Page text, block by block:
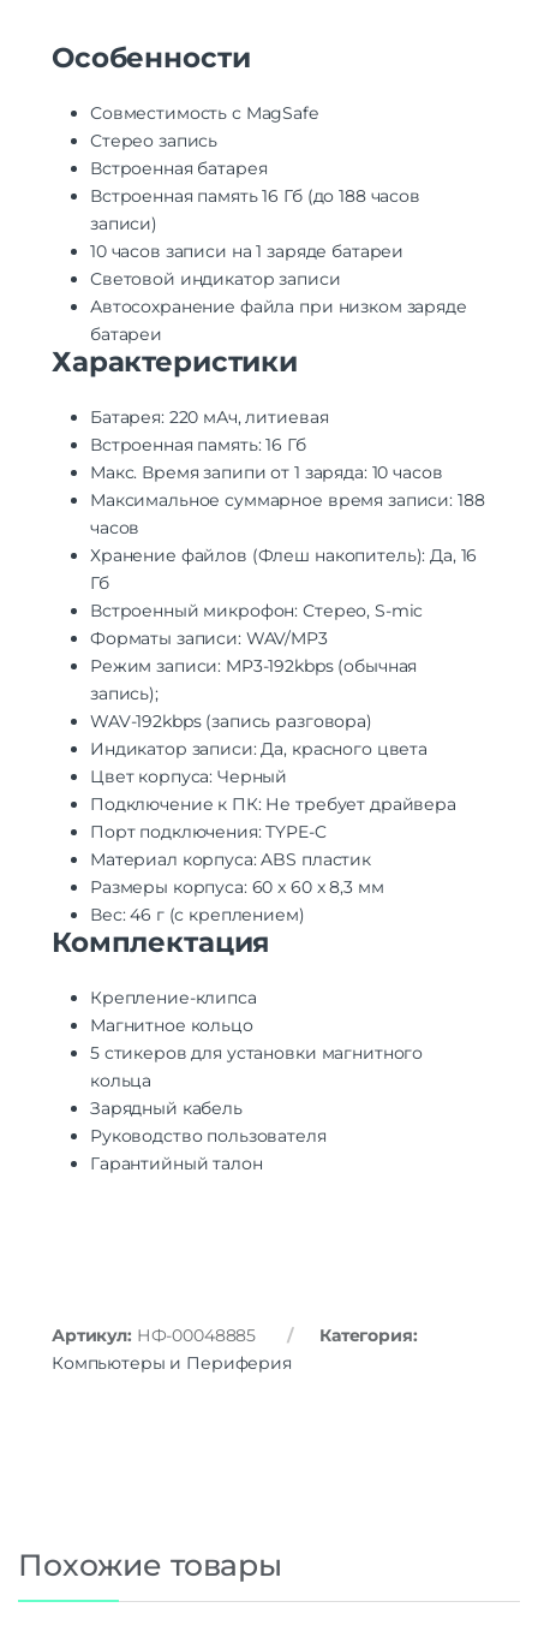
Особенности
Совместимость с MagSafe
Стерео запись
Встроенная батарея
Встроенная память 16 Гб (до 188 часов
записи)
10 часов записи на 1 заряде батареи
Световой индикатор записи
Автосохранение файла при низком заряде
батареи
Характеристики
Батарея: 220 мАч, литиевая
Встроенная память: 16 Гб
Макс. Время запипи от 1 заряда: 10 часов
Максимальное суммарное время записи: 188
часов
Хранение файлов (Флеш накопитель): Да, 16
Гб
Встроенный микрофон: Стерео, S-mic
Форматы записи: WAV/MP3
Режим записи: MP3-192kbps (обычная
запись);
WAV-192kbps (запись разговора)
Индикатор записи: Да, красного цвета
Цвет корпуса: Черный
Подключение к ПК: Не требует драйвера
Порт подключения: TYPE-C
Материал корпуса: ABS пластик
Размеры корпуса: 60 x 60 x 8,3 мм
Вес: 46 г (с креплением)
Комплектация
Крепление-клипса
Магнитное кольцо
5 стикеров для установки магнитного
кольца
Зарядный кабель
Руководство пользователя
Гарантийный талон
Артикул: НФ-00048885
Категория:
Компьютеры и Периферия
Похожие товары